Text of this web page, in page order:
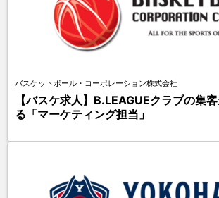
バスケットボール・コーポレーション株式会社
【バスケ求人】B.LEAGUEクラブの集
る「マーケティング担当」